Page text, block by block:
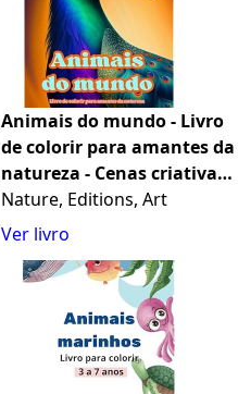
Animais do mundo - Livro
de colorir para amantes da
natureza - Cenas criativas
e relaxantes do mundo
animal: Uma coleção de
celebram a vida animal
Nature, Editions, Art
Ver livro